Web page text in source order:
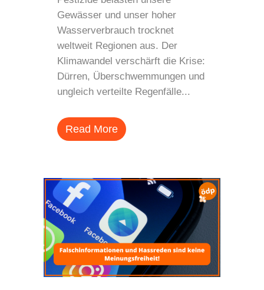
Gewässer und unser hoher
Wasserverbrauch trocknet
weltweit Regionen aus. Der
Klimawandel verschärft die Krise:
Dürren, Überschwemmungen und
ungleich verteilte Regenfälle...
Read More